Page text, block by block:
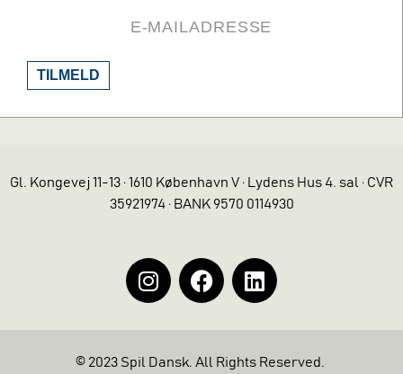
TILMELD
Gl. Kongevej 11-13 · 1610 København V · Lydens Hus 4. sal · CVR
35921974 · BANK 9570 0114930
© 2023 Spil Dansk. All Rights Reserved.